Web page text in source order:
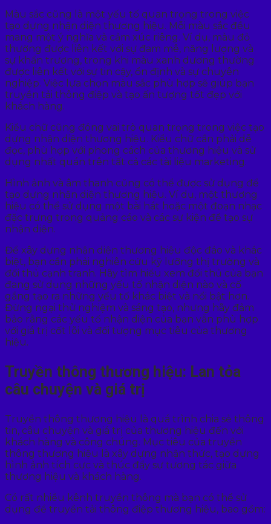
Màu sắc cũng là một yếu tố quan trọng trong việc
tạo dựng nhận diện thương hiệu. Mỗi màu sắc đều
mang một ý nghĩa và cảm xúc riêng. Ví dụ, màu đỏ
thường được liên kết với sự đam mê, năng lượng và
sự khẩn trương, trong khi màu xanh dương thường
được liên kết với sự tin cậy, ổn định và sự chuyên
nghiệp. Việc lựa chọn màu sắc phù hợp sẽ giúp bạn
truyền tải thông điệp và tạo ấn tượng tốt đẹp với
khách hàng.
Kiểu chữ cũng đóng vai trò quan trọng trong việc tạo
dựng nhận diện thương hiệu. Kiểu chữ cần phải dễ
đọc, phù hợp với phong cách của thương hiệu và sử
dụng nhất quán trên tất cả các tài liệu marketing.
Hình ảnh và âm thanh cũng có thể được sử dụng để
tạo dựng nhận diện thương hiệu. Ví dụ, một thương
hiệu có thể sử dụng một bài hát hoặc một đoạn nhạc
đặc trưng trong quảng cáo và các sự kiện để tạo sự
nhận diện.
Để xây dựng nhận diện thương hiệu độc đáo và khác
biệt, bạn cần phải nghiên cứu kỹ lưỡng thị trường và
đối thủ cạnh tranh. Hãy tìm hiểu xem đối thủ của bạn
đang sử dụng những yếu tố nhận diện nào và cố
gắng tạo ra những yếu tố khác biệt và nổi bật hơn.
Đừng ngại thử nghiệm và sáng tạo, nhưng hãy đảm
bảo rằng các yếu tố nhận diện của bạn vẫn phù hợp
với giá trị cốt lõi và đối tượng mục tiêu của thương
hiệu.
Truyền thông thương hiệu: Lan tỏa
câu chuyện và giá trị
Truyền thông thương hiệu là quá trình chia sẻ thông
tin, câu chuyện và giá trị của thương hiệu đến với
khách hàng và công chúng. Mục tiêu của truyền
thông thương hiệu là xây dựng nhận thức, tạo dựng
hình ảnh tích cực và thúc đẩy sự tương tác giữa
thương hiệu và khách hàng.
Có rất nhiều kênh truyền thông mà bạn có thể sử
dụng để truyền tải thông điệp thương hiệu, bao gồm: